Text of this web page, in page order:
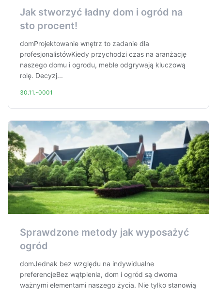
Jak stworzyć ładny dom i ogród na
sto procent!
domProjektowanie wnętrz to zadanie dla
profesjonalistówKiedy przychodzi czas na aranżację
naszego domu i ogrodu, meble odgrywają kluczową
rolę. Decyzj...
30.11.-0001
Sprawdzone metody jak wyposażyć
ogród
domJednak bez względu na indywidualne
preferencjeBez wątpienia, dom i ogród są dwoma
ważnymi elementami naszego życia. Nie tylko stanowią